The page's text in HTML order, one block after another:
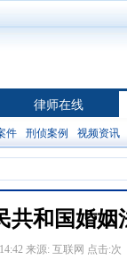
律师在线
件 刑侦案例 视频资讯
共和国婚姻
来源: 互联网 点击:次